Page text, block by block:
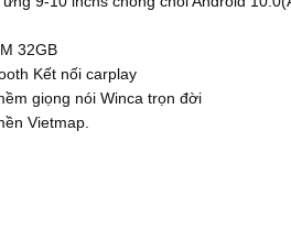
32GB
Kết nối carplay
giọng nói Winca trọn đời
Vietmap.